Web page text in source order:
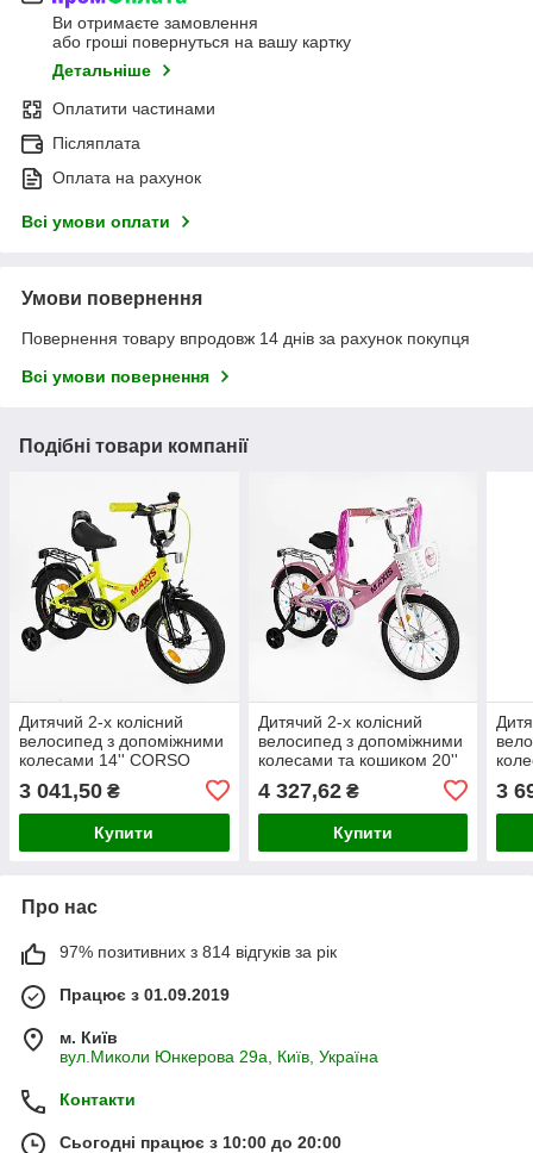
Ви отримаєте замовлення
або гроші повернуться на вашу картку
Детальніше
Оплатити частинами
Післяплата
Оплата на рахунок
Всі умови оплати
Умови повернення
Повернення товару впродовж 14 днів за рахунок покупця
Всі умови повернення
Подібні товари компанії
Дитячий 2-х колісний
велосипед з допоміжними
колесами 14'' CORSO
3 041,50 ₴
Купити
Дитячий 2-х колісний
велосипед з допоміжними
колесами та кошиком 20''
4 327,62₴
Купити
3
Про нас
97% позитивних з 814 відгуків за рік
Працює з 01.09.2019
м. Київ
вул.Миколи Юнкерова 29а, Київ, Україна
Контакти
Сьогодні працює з 10:00 до 20:00